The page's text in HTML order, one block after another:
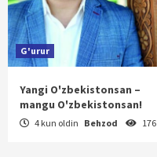
G'urur
Yangi O'zbekistonsan –
mangu O'zbekistonsan!
4 kun oldin Behzod 176